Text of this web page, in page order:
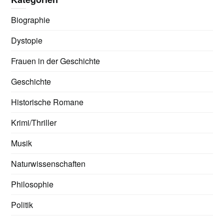
Biographie
Dystopie
Frauen in der Geschichte
Geschichte
Historische Romane
Krimi/Thriller
Musik
Naturwissenschaften
Philosophie
Politik